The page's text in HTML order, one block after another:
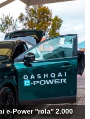
e-Power ''rola'' 2.000